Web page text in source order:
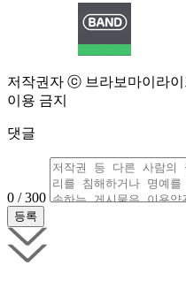
저작권자 ⓒ 브라보마이라
이용 금지
댓글
0 / 300